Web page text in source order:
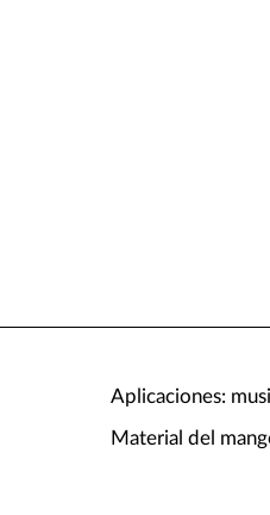
Aplicaciones:
Material del